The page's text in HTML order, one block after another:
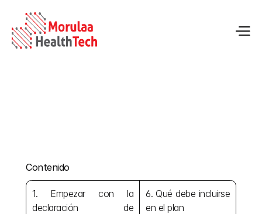
Contenido
1. Empezar con la
declaración de
6. Qué debe incluirse
en el plan